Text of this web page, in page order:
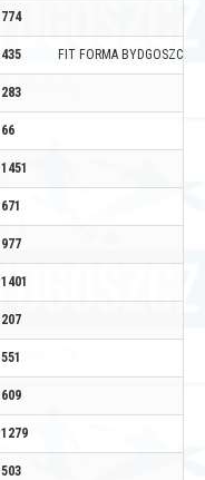
774
435 FIT FORMA BYDGOSZCZ -
283
66
1451
671
977
1401
207
551
609
1279
503